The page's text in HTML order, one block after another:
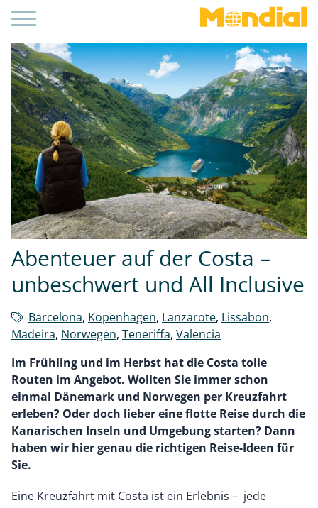
Abenteuer auf der Costa –
unbeschwert und All Inclusive
Barcelona, Kopenhagen, Lanzarote, Lissabon,
Madeira, Norwegen, Teneriffa, Valencia
Im Frühling und im Herbst hat die Costa tolle
Routen im Angebot. Wollten Sie immer schon
einmal Dänemark und Norwegen per Kreuzfahrt
erleben? Oder doch lieber eine flotte Reise durch die
Kanarischen Inseln und Umgebung starten? Dann
haben wir hier genau die richtigen Reise-Ideen für
Sie.
Eine Kreuzfahrt mit Costa ist ein Erlebnis – jede